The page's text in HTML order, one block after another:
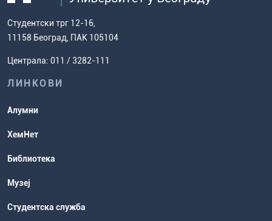
како доћи до нас
Научноистраживачки рад
дисертације
Европски систем преноса бодова
(ЕСПБ)
Усавршавање за наставнике
Повереник за равноправност
Студентске организације
рокови
Ценовник студија
испита
Студентски трг 12-16,
11158 Београд, ПАК 105104
Централа: 011 / 3282-111
ЛИНКОВИ
Алумни
ХемНет
Библиотека
Музеј
Студентска служба